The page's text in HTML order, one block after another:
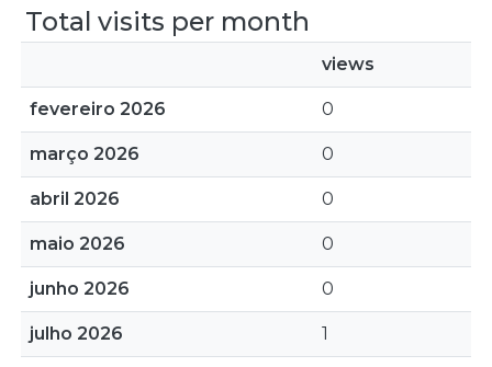
Total visits per month
views
fevereiro 2026 0
março 2026 0
abril 2026 0
maio 2026 0
junho 2026 0
julho 2026 1